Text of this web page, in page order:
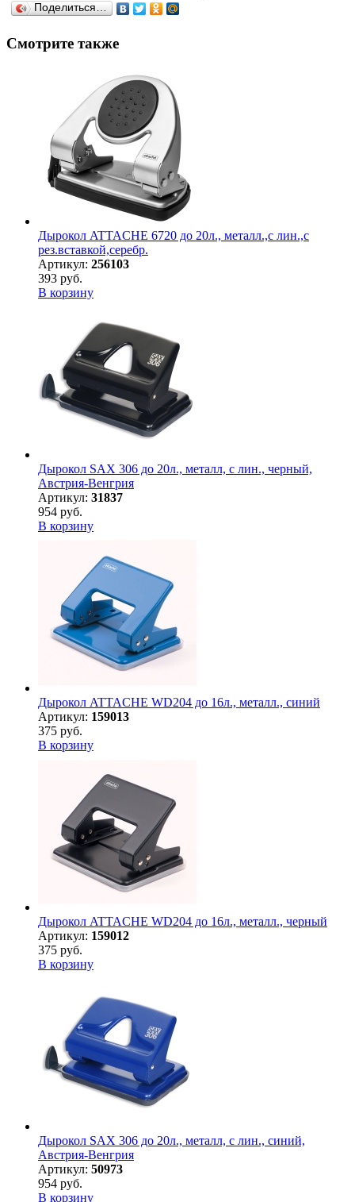
Поделиться…
Смотрите также
Дырокол ATTACHE 6720 до 20л., металл.,с лин.,с
рез.вставкой,серебр.
Артикул: 256103
393 руб.
В корзину
Дырокол SAX 306 до 20л., металл, с лин., черный,
Австрия-Венгрия
Артикул: 31837
954 руб.
В корзину
Дырокол ATTACHE WD204 до 16л., металл., синий
Артикул: 159013
375 руб.
В корзину
Дырокол ATTACHE WD204 до 16л., металл., черный
Артикул: 159012
375 руб.
В корзину
Дырокол SAX 306 до 20л., металл, с лин., синий,
Австрия-Венгрия
Артикул: 50973
954 руб.
В корзину